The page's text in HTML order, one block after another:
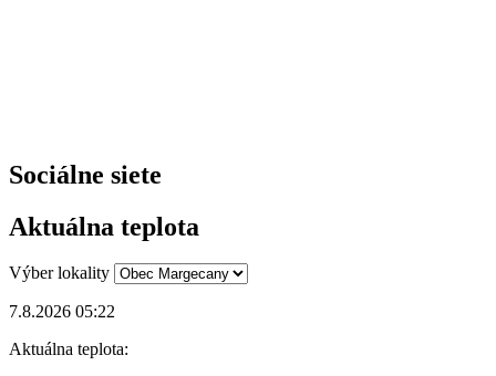
Sociálne siete
Aktuálna teplota
Výber lokality
7.8.2026 05:22
Aktuálna teplota: